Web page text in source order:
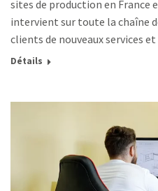
sites de production en France
intervient sur toute la chaîne
clients de nouveaux services
Détails